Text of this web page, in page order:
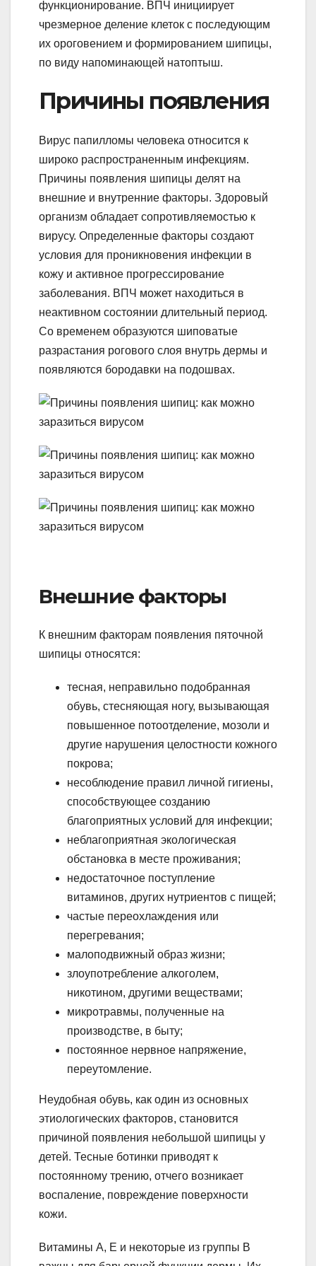
функционирование. ВПЧ инициирует
чрезмерное деление клеток с последующим
их ороговением и формированием шипицы,
по виду напоминающей натоптыш.
Причины появления
Вирус папилломы человека относится к
широко распространенным инфекциям.
Причины появления шипицы делят на
внешние и внутренние факторы. Здоровый
организм обладает сопротивляемостью к
вирусу. Определенные факторы создают
условия для проникновения инфекции в
кожу и активное прогрессирование
заболевания. ВПЧ может находиться в
неактивном состоянии длительный период.
Со временем образуются шиповатые
разрастания рогового слоя внутрь дермы и
появляются бородавки на подошвах.
Внешние факторы
К внешним факторам появления пяточной
шипицы относятся:
тесная, неправильно подобранная
обувь, стесняющая ногу, вызывающая
повышенное потоотделение, мозоли и
другие нарушения целостности кожного
покрова;
несоблюдение правил личной гигиены,
способствующее созданию
благоприятных условий для инфекции;
неблагоприятная экологическая
обстановка в месте проживания;
недостаточное поступление
витаминов, других нутриентов с пищей;
частые переохлаждения или
перегревания;
малоподвижный образ жизни;
злоупотребление алкоголем,
никотином, другими веществами;
микротравмы, полученные на
производстве, в быту;
постоянное нервное напряжение,
переутомление.
Неудобная обувь, как один из основных
этиологических факторов, становится
причиной появления небольшой шипицы у
детей. Тесные ботинки приводят к
постоянному трению, отчего возникает
воспаление, повреждение поверхности
кожи.
Витамины А, Е и некоторые из группы В